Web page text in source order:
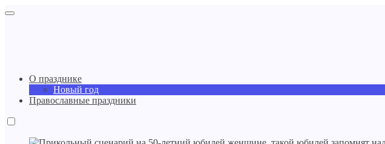
О празднике
Новый год
Православные праздники